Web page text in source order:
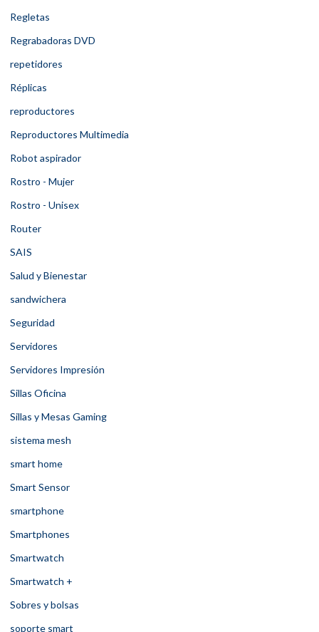
Regletas
Regrabadoras DVD
repetidores
Réplicas
reproductores
Reproductores Multimedia
Robot aspirador
Rostro - Mujer
Rostro - Unisex
Router
SAIS
Salud y Bienestar
sandwichera
Seguridad
Servidores
Servidores Impresión
Sillas Oficina
Sillas y Mesas Gaming
sistema mesh
smart home
Smart Sensor
smartphone
Smartphones
Smartwatch
Smartwatch +
Sobres y bolsas
soporte smart